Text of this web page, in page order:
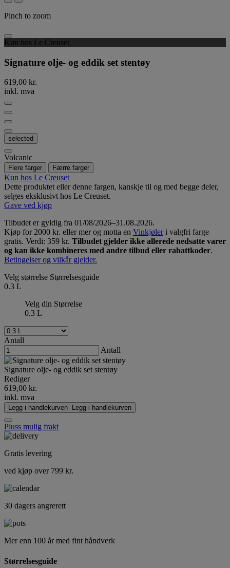
Pinch to zoom
Kun hos Le Creuset
Signature olje- og eddik set stentøy
619,00 kr.
inkl. mva
selected
Volcanic
Flere farger Færre farger
Kun hos Le Creuset
Dette produktet eller denne fargen, kanskje til og med begge deler,
selges eksklusivt hos Le Creuset.
Gave ved kjøp
Tilbudet er gyldig fra 01/08/2026–31.08.2026.
Kjøp for 2000 kr. eller mer og motta en Vinkjøleri valgfri farge
gratis. Verdi: 359 kr. Tilbudet gjelder ikke allerede nedsatte varer
og kan ikke kombineres med andre tilbud eller rabattkoder.
Betingelser og vilkår gjelder.
Velg størrelse Størrelsesguide
0.3 L
Velg din Størrelse
0.3 L
Antall
Antall
Signature olje- og eddik set stentøy
Rediger
619,00 kr.
inkl. mva
Legg i handlekurven Legg i handlekurven
Pluss mulig frakt
Gratis levering
ved kjøp over 799 kr.
30 dagers angrerett
Mer enn 100 år med fint håndverk
Størrelsesguide